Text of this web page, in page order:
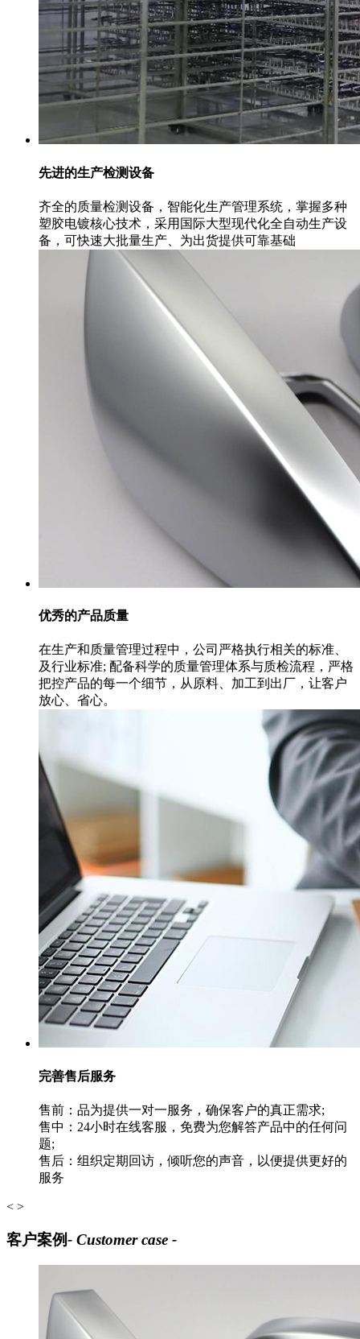
先进的生产检测设备
齐全的质量检测设备，智能化生产管理系统，掌握多种
塑胶电镀核心技术，采用国际大型现代化全自动生产设
备，可快速大批量生产、为出货提供可靠基础
优秀的产品质量
在生产和质量管理过程中，公司严格执行相关的标准、
及行业标准; 配备科学的质量管理体系与质检流程，严格
把控产品的每一个细节，从原料、加工到出厂，让客户
放心、省心。
完善售后服务
售前：品为提供一对一服务，确保客户的真正需求;
售中：24小时在线客服，免费为您解答产品中的任何问
题;
售后：组织定期回访，倾听您的声音，以便提供更好的
服务
< >
客户案例- Customer case -